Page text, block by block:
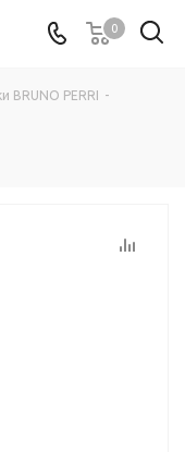
0
BRUNO PERRI -